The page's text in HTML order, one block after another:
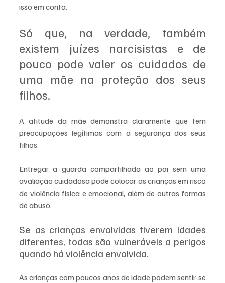
isso em conta.
Só que, na verdade, também
existem juízes narcisistas e de
pouco pode valer os cuidados de
uma mãe na proteção dos seus
filhos.
A atitude da mãe demonstra claramente que tem
preocupações legítimas com a segurança dos seus
filhos.
Entregar a guarda compartilhada ao pai sem uma
avaliação cuidadosa pode colocar as crianças em risco
de violência física e emocional, além de outras formas
de abuso.
Se as crianças envolvidas tiverem idades
diferentes, todas são vulneráveis a perigos
quando há violência envolvida.
As crianças com poucos anos de idade podem sentir-se